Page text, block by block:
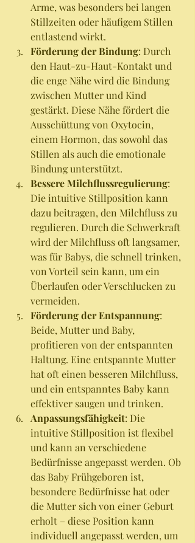
Arme, was besonders bei langen
Stillzeiten oder häufigem Stillen
entlastend wirkt.
Förderung der Bindung: Durch
den Haut-zu-Haut-Kontakt und
die enge Nähe wird die Bindung
zwischen Mutter und Kind
gestärkt. Diese Nähe fördert die
Ausschüttung von Oxytocin,
einem Hormon, das sowohl das
Stillen als auch die emotionale
Bindung unterstützt.
Bessere Milchflussregulierung:
Die intuitive Stillposition kann
dazu beitragen, den Milchfluss zu
regulieren. Durch die Schwerkraft
wird der Milchfluss oft langsamer,
was für Babys, die schnell trinken,
von Vorteil sein kann, um ein
Überlaufen oder Verschlucken zu
vermeiden.
Förderung der Entspannung:
Beide, Mutter und Baby,
profitieren von der entspannten
Haltung. Eine entspannte Mutter
hat oft einen besseren Milchfluss,
und ein entspanntes Baby kann
effektiver saugen und trinken.
Anpassungsfähigkeit: Die
intuitive Stillposition ist flexibel
und kann an verschiedene
Bedürfnisse angepasst werden. Ob
das Baby Frühgeboren ist,
besondere Bedürfnisse hat oder
die Mutter sich von einer Geburt
erholt – diese Position kann
individuell angepasst werden, um